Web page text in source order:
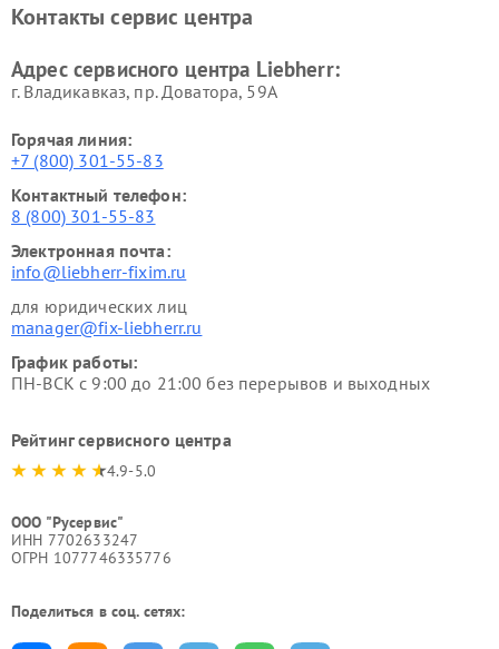
Контакты сервис центра
Адрес сервисного центра Liebherr:
г. Владикавказ, пр. Доватора, 59А
Горячая линия:
+7 (800) 301-55-83
Контактный телефон:
8 (800) 301-55-83
Электронная почта:
info@liebherr-fixim.ru
для юридических лиц
manager@fix-liebherr.ru
График работы:
ПН-ВСК с 9:00 до 21:00 без перерывов и выходных
Рейтинг сервисного центра
4.9-5.0
ООО "Русервис"
ИНН 7702633247
ОГРН 1077746335776
Поделиться в соц. сетях: